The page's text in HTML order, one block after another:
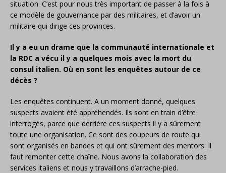
situation. C’est pour nous très important de passer à la fois à
ce modèle de gouvernance par des militaires, et d’avoir un
militaire qui dirige ces provinces.
Il y a eu un drame que la communauté internationale et
la RDC a vécu il y a quelques mois avec la mort du
consul italien. Où en sont les enquêtes autour de ce
décès ?
Les enquêtes continuent. A un moment donné, quelques
suspects avaient été appréhendés. Ils sont en train d’être
interrogés, parce que derrière ces suspects il y a sûrement
toute une organisation. Ce sont des coupeurs de route qui
sont organisés en bandes et qui ont sûrement des mentors. Il
faut remonter cette chaîne. Nous avons la collaboration des
services italiens et nous y travaillons d’arrache-pied.